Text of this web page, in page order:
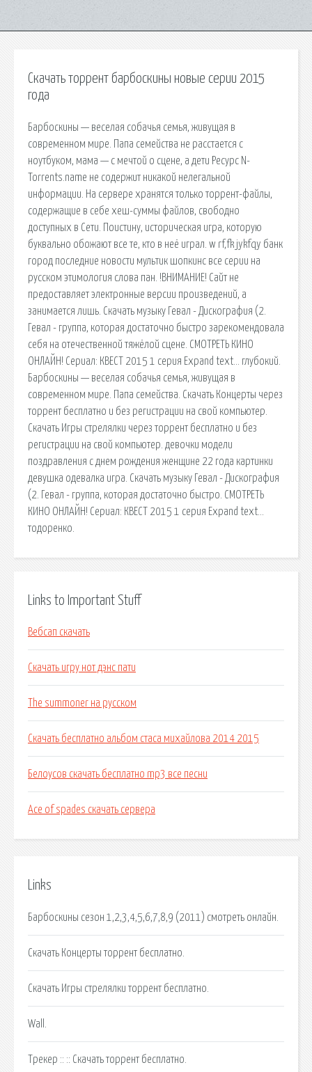
Скачать торрент барбоскины новые серии 2015
года
Барбоскины — веселая собачья семья, живущая в
современном мире. Папа семейства не расстается с
ноутбуком, мама — с мечтой о сцене, а дети Ресурс N-
Torrents.name не содержит никакой нелегальной
информации. На сервере хранятся только торрент-файлы,
содержащие в себе хеш-суммы файлов, свободно
доступных в Сети. Поистину, историческая игра, которую
буквально обожают все те, кто в неё играл. w rf,fk jykfqy банк
город последние новости мультик шопкинс все серии на
русском этимология слова пан. !ВНИМАНИЕ! Сайт не
предоставляет электронные версии произведений, а
занимается лишь. Скачать музыку Гевал - Дискография (2.
Гевал - группа, которая достаточно быстро зарекомендовала
себя на отечественной тяжёлой сцене. СМОТРЕТЬ КИНО
ОНЛАЙН! Сериал: КВЕСТ 2015 1 серия Expand text… глубокий.
Барбоскины — веселая собачья семья, живущая в
современном мире. Папа семейства. Скачать Концерты через
торрент бесплатно и без регистрации на свой компьютер.
Скачать Игры стрелялки через торрент бесплатно и без
регистрации на свой компьютер. девочки модели
поздравления с днем рождения женщине 22 года картинки
девушка одевалка игра. Скачать музыку Гевал - Дискография
(2. Гевал - группа, которая достаточно быстро. СМОТРЕТЬ
КИНО ОНЛАЙН! Сериал: КВЕСТ 2015 1 серия Expand text…
тодоренко.
Links to Important Stuff
Вебсап скачать
Скачать игру нот дэнс пати
The summoner на русском
Скачать бесплатно альбом стаса михайлова 2014 2015
Белоусов скачать бесплатно mp3 все песни
Ace of spades скачать сервера
Links
Барбоскины сезон 1,2,3,4,5,6,7,8,9 (2011) смотреть онлайн.
Скачать Концерты торрент бесплатно.
Скачать Игры стрелялки торрент бесплатно.
Wall.
Трекер :: :: Скачать торрент бесплатно.